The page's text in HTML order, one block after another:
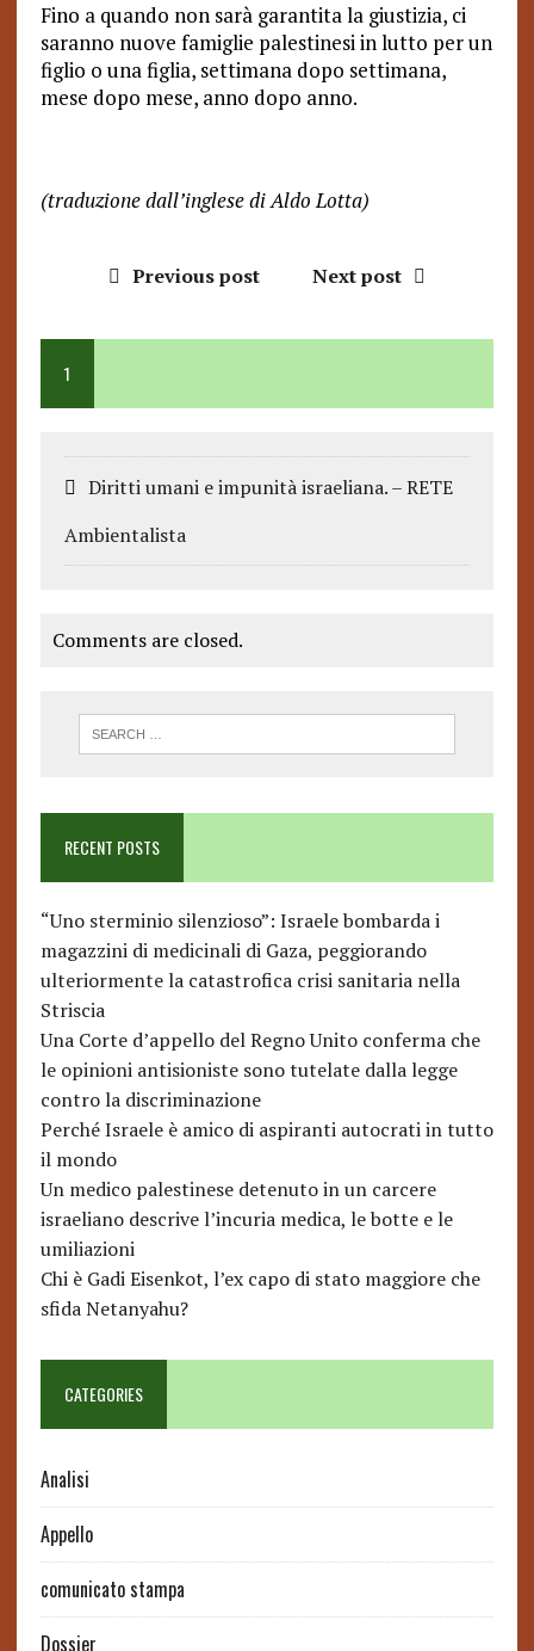
Fino a quando non sarà garantita la giustizia, ci
saranno nuove famiglie palestinesi in lutto per un
figlio o una figlia, settimana dopo settimana,
mese dopo mese, anno dopo anno.
(traduzione dall’inglese di Aldo Lotta)
Previous post Next post
1
Diritti umani e impunità israeliana. – RETE
Ambientalista
Comments are closed.
RECENT POSTS
“Uno sterminio silenzioso”: Israele bombarda i
magazzini di medicinali di Gaza, peggiorando
ulteriormente la catastrofica crisi sanitaria nella
Striscia
Una Corte d’appello del Regno Unito conferma che
le opinioni antisioniste sono tutelate dalla legge
contro la discriminazione
Perché Israele è amico di aspiranti autocrati in tutto
il mondo
Un medico palestinese detenuto in un carcere
israeliano descrive l’incuria medica, le botte e le
umiliazioni
Chi è Gadi Eisenkot, l’ex capo di stato maggiore che
sfida Netanyahu?
CATEGORIES
Analisi
Appello
comunicato stampa
Dossier